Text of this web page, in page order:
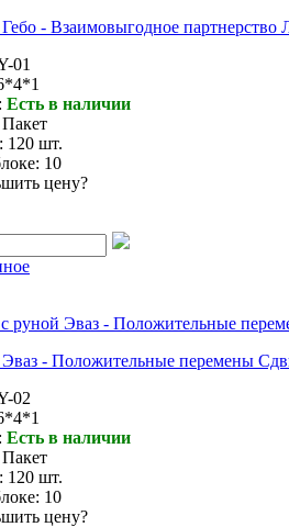
- Взаимовыгодное
01
Есть в наличии
Пакет
120 шт.
10
цену?
- Положительные перемены
02
Есть в наличии
Пакет
120 шт.
10
цену?